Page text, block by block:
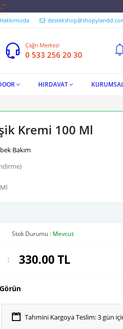
Hakkımızda
Çağrı Merkezi
0 533 256 20 30
HIRDAVAT
Kremi 100 Ml
Bakım
Stok Durumu : Mevcut
: 330.00TL
Tahmini Kargoya Teslim: 3 gün